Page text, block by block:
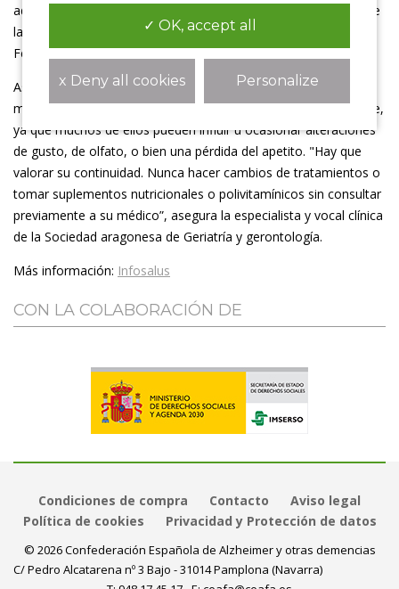
adultos de edad avanzada y con mayor comorbilidad
", sostiene
la geriatra de Quirónsalud Zaragoza, la doctora Nieves
Fernández Letamendi.
Asimismo, mantiene que en los pacientes polimedicados es
muy importante la revisión periódica de los fármacos que tome,
ya que muchos de ellos pueden influir u ocasionar alteraciones
de gusto, de olfato, o bien una pérdida del apetito. "Hay que
valorar su continuidad. Nunca hacer cambios de tratamientos o
tomar suplementos nutricionales o polivitamínicos sin consultar
previamente a su médico”, asegura la especialista y vocal clínica
de la Sociedad aragonesa de Geriatría y gerontología.
Más información: Infosalus
CON LA COLABORACIÓN DE
Condiciones de compra Contacto
Aviso legal
Política de cookies
Privacidad y Protección de datos
© 2026 Confederación Española de Alzheimer y otras demencias
C/ Pedro Alcatarena nº 3 Bajo - 31014 Pamplona (Navarra)
✓ OK, accept all
x Deny all cookies Personalize